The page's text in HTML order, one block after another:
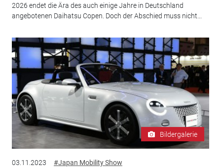
2026 endet die Ära des auch einige Jahre in Deutschland
angebotenen Daihatsu Copen. Doch der Abschied muss nicht...
Bildergalerie
03.11.2023 #Japan Mobility Show